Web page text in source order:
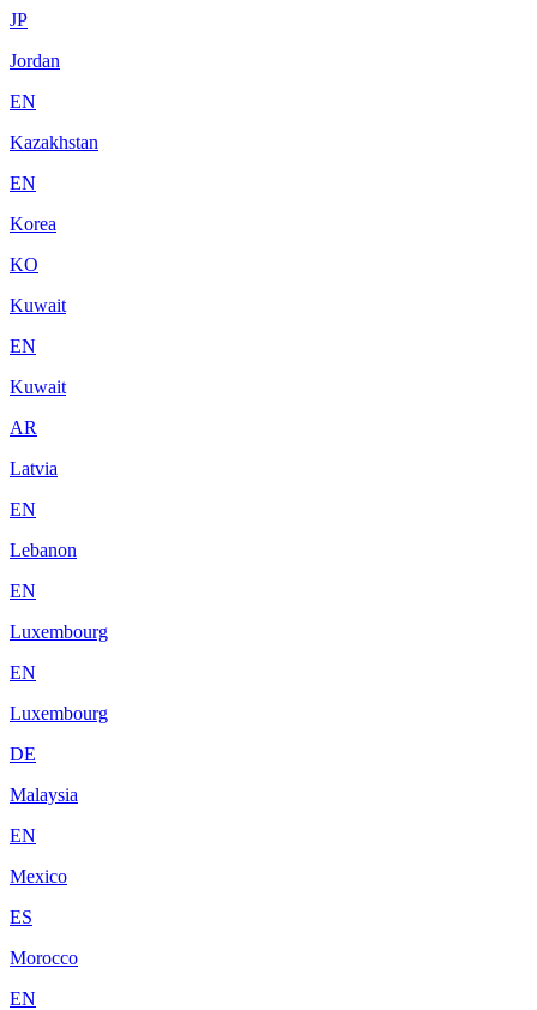
JP
Jordan
EN
Kazakhstan
EN
Korea
KO
Kuwait
EN
Kuwait
AR
Latvia
EN
Lebanon
EN
Luxembourg
EN
Luxembourg
DE
Malaysia
EN
Mexico
ES
Morocco
EN